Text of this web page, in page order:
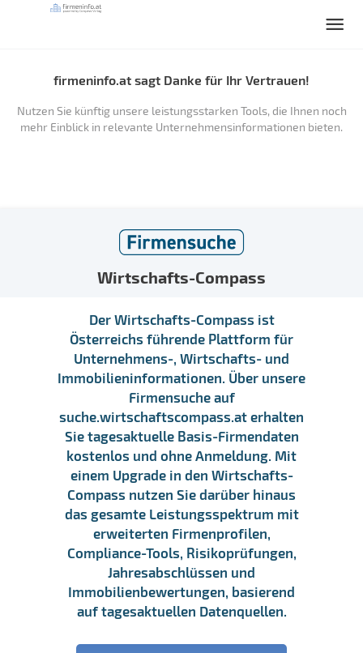
firmeninfo.at sagt Danke für Ihr Vertrauen!
Nutzen Sie künftig unsere leistungsstarken Tools, die Ihnen noch
mehr Einblick in relevante Unternehmensinformationen bieten.
Wirtschafts-Compass
Der Wirtschafts-Compass ist
Österreichs führende Plattform für
Unternehmens-, Wirtschafts- und
Immobilieninformationen. Über unsere
Firmensuche auf
suche.wirtschaftscompass.at erhalten
Sie tagesaktuelle Basis-Firmendaten
kostenlos und ohne Anmeldung. Mit
einem Upgrade in den Wirtschafts-
Compass nutzen Sie darüber hinaus
das gesamte Leistungsspektrum mit
erweiterten Firmenprofilen,
Compliance-Tools, Risikoprüfungen,
Jahresabschlüssen und
Immobilienbewertungen, basierend
auf tagesaktuellen Datenquellen.